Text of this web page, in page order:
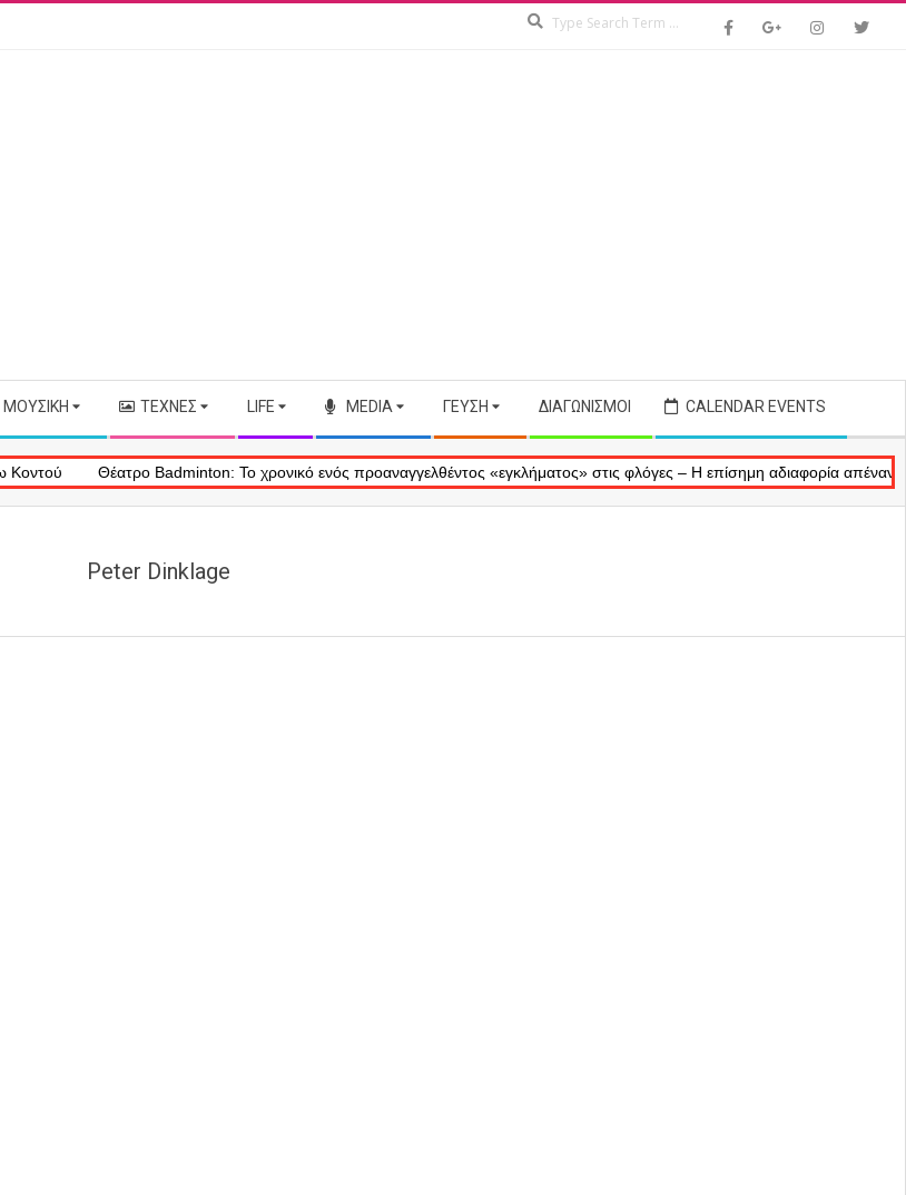
ΜΟΥΣΙΚΉ ΤΈΧΝΕΣ LIFE MEDIA ΓΕΎΣΗ ΔΙΑΓΩΝΙΣΜΟΊ CALENDAR EVENTS
Θέατρο Badminton: Το χρονικό ενός προαναγγελθέντος «εγκλήματος» στις φλόγες – Η επίσημη αδιαφορία απέναντι στις
Peter Dinklage